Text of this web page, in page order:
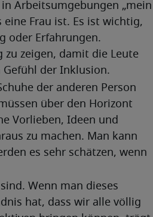
Arbeitsumgebungen „mein
eine Frau ist. Es ist wichtig,
oder Erfahrungen.
zeigen, damit die Leute
Gefühl der Inklusion.
der anderen Person
über den Horizont
Vorlieben, Ideen und
zu machen. Man kann
es sehr schätzen, wenn
Wenn man dieses
hat, dass wir alle völlig